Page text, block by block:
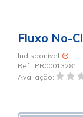
Fluxo No-
Indisponível
Ref.: PR00013281
Avaliação: